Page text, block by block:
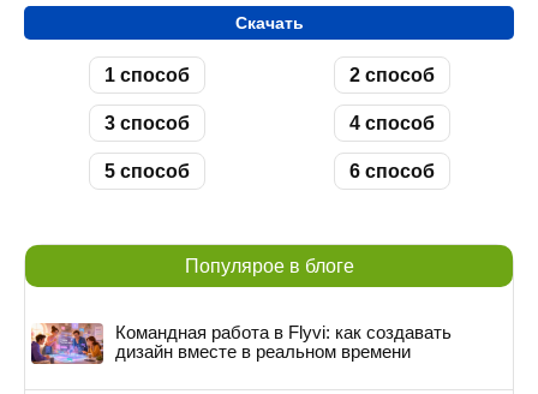
Скачать
1 способ 2 способ
3 способ 4 способ
5 способ 6 способ
Популярое в блоге
Командная работа в Flyvi: как создавать
дизайн вместе в реальном времени